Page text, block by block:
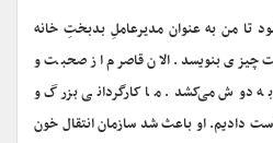
تا من به عنوان مدیرعاملِ بدبختِ خانه
چیزی بنویسد. الان قاصرم از صحبت و
دوش می‌کشد. ما کارگردانی بزرگ و
دست دادیم. او باعث شد سازمان انتقال خون